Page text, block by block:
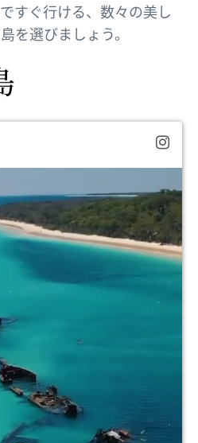
すぐ行ける、数々の美し
を選びましょう。